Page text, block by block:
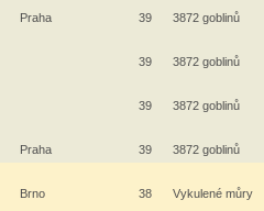
Praha 39 3872 goblinů
39 3872 goblinů
39 3872 goblinů
Praha 39 3872 goblinů
Brno 38 Vykulené můry